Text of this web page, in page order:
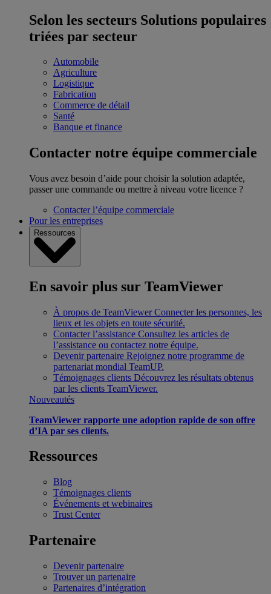
Selon les secteurs Solutions populaires
triées par secteur
Automobile
Agriculture
Logistique
Fabrication
Commerce de détail
Santé
Banque et finance
Contacter notre équipe commerciale
Vous avez besoin d’aide pour choisir la solution adaptée,
passer une commande ou mettre à niveau votre licence ?
Contacter l’équipe commerciale
Pour les entreprises
Ressources
En savoir plus sur TeamViewer
À propos de TeamViewer Connecter les personnes, les
lieux et les objets en toute sécurité.
Contacter l’assistance Consultez les articles de
l’assistance ou contactez notre équipe.
Devenir partenaire Rejoignez notre programme de
partenariat mondial TeamUP.
Témoignages clients Découvrez les résultats obtenus
par les clients TeamViewer.
Nouveautés
TeamViewer rapporte une adoption rapide de son offre
d’IA par ses clients.
Ressources
Blog
Témoignages clients
Événements et webinaires
Trust Center
Partenaire
Devenir partenaire
Trouver un partenaire
Partenaires d’intégration